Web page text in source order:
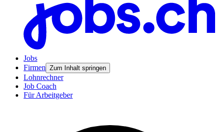
Jobs
Firmen Zum Inhalt springen
Lohnrechner
Job Coach
Für Arbeitgeber